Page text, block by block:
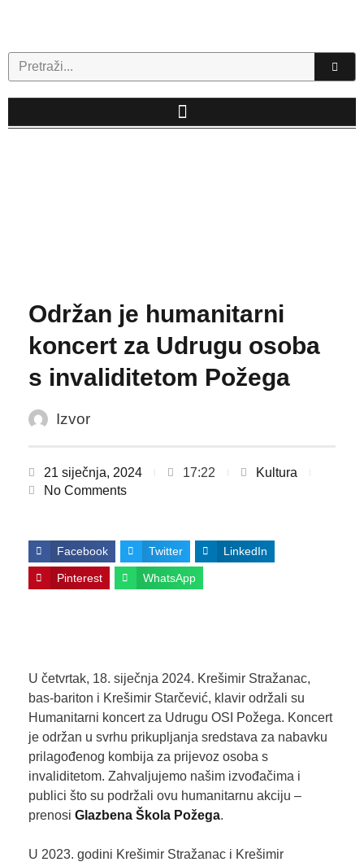
Search
Održan je humanitarni
koncert za Udrugu osoba
s invaliditetom Požega
Izvor
21 siječnja, 2024 17:22
Kultura
No Comments
Facebook Twitter LinkedIn
Pinterest WhatsApp
U četvrtak, 18. siječnja 2024. Krešimir Stražanac,
bas-bariton i Krešimir Starčević, klavir održali su
Humanitarni koncert za Udrugu OSI Požega. Koncert
je održan u svrhu prikupljanja sredstava za nabavku
prilagođenog kombija za prijevoz osoba s
invaliditetom. Zahvaljujemo našim izvođačima i
publici što su podržali ovu humanitarnu akciju –
prenosi Glazbena Škola Požega.
U 2023. godini Krešimir Stražanac i Krešimir